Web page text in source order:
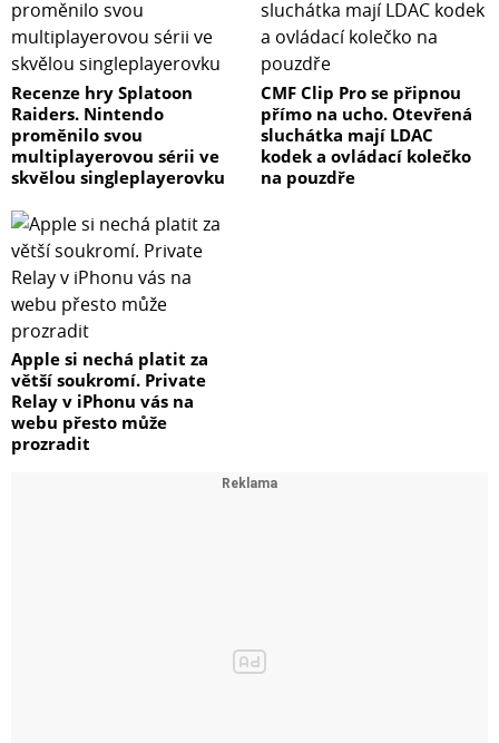
Recenze hry Splatoon
Raiders. Nintendo
proměnilo svou
multiplayerovou sérii ve
skvělou singleplayerovku
CMF Clip Pro se připnou
přímo na ucho. Otevřená
sluchátka mají LDAC
kodek a ovládací kolečko
na pouzdře
Apple si nechá platit za
větší soukromí. Private
Relay v iPhonu vás na
webu přesto může
prozradit